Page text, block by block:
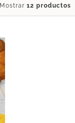
Mostrar 12 productos